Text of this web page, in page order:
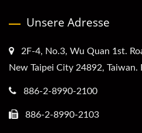
Unsere Adresse
2F-4, No.3, Wu Quan 1st.
New Taipei City 24892, Taiwan.
886-2-8990-2100
886-2-8990-2103